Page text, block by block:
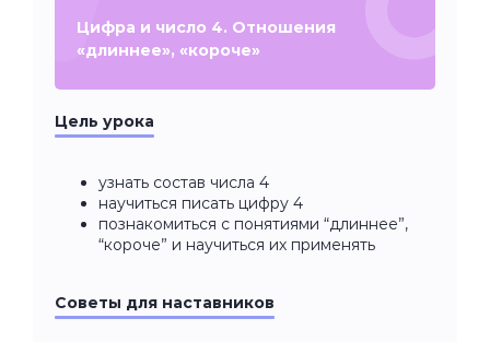
Цифра и число 4. Отношения
«длиннее», «короче»
Цель урока
узнать состав числа 4
научиться писать цифру 4
познакомиться с понятиями “длиннее”,
“короче” и научиться их применять
Советы для наставников